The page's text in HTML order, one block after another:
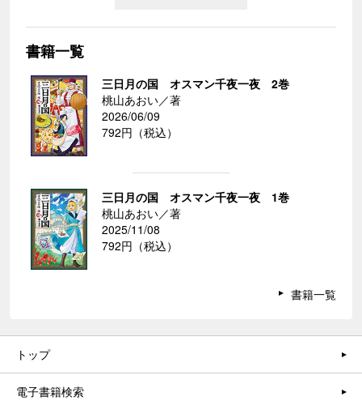
書籍一覧
三日月の国 オスマン千夜一夜 2巻
桃山あおい／著
2026/06/09
792円（税込）
三日月の国 オスマン千夜一夜 1巻
桃山あおい／著
2025/11/08
792円（税込）
書籍一覧
トップ
電子書籍検索